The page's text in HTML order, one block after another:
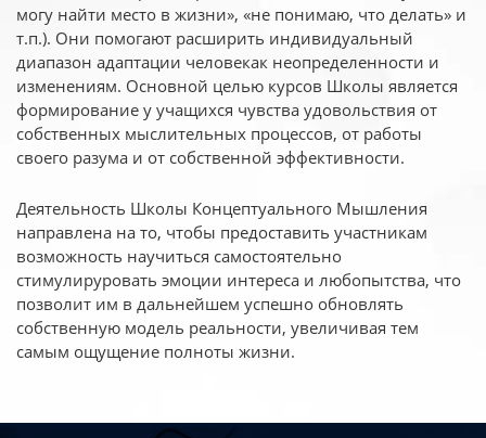
могу найти место в жизни», «не понимаю, что делать» и
т.п.). Они помогают расширить индивидуальный
диапазон адаптации человекак неопределенности и
изменениям. Основной целью курсов Школы является
формирование у учащихся чувства удовольствия от
собственных мыслительных процессов, от работы
своего разума и от собственной эффективности.
Деятельность Школы Концептуального Мышления
направлена на то, чтобы предоставить участникам
возможность научиться самостоятельно
стимулируровать эмоции интереса и любопытства, что
позволит им в дальнейшем успешно обновлять
собственную модель реальности, увеличивая тем
самым ощущение полноты жизни.